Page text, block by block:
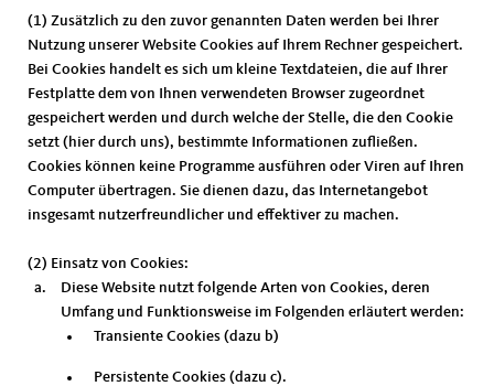
(1) Zusätzlich zu den zuvor genannten Daten werden bei Ihrer
Nutzung unserer Website Cookies auf Ihrem Rechner gespeichert.
Bei Cookies handelt es sich um kleine Textdateien, die auf Ihrer
Festplatte dem von Ihnen verwendeten Browser zugeordnet
gespeichert werden und durch welche der Stelle, die den Cookie
setzt (hier durch uns), bestimmte Informationen zufließen.
Cookies können keine Programme ausführen oder Viren auf Ihren
Computer übertragen. Sie dienen dazu, das Internetangebot
insgesamt nutzerfreundlicher und effektiver zu machen.
(2) Einsatz von Cookies:
Diese Website nutzt folgende Arten von Cookies, deren
Umfang und Funktionsweise im Folgenden erläutert werden:
Transiente Cookies (dazu b)
Persistente Cookies (dazu c).